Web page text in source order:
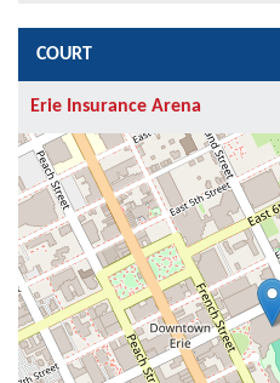
COURT
Erie Insurance Arena